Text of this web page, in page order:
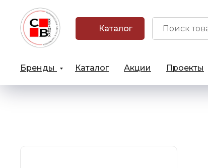
Каталог
Бренды Каталог Акции Проекты